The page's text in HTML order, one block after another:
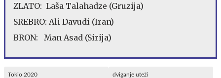
ZLATO: Laša Talahadze (Gruzija)
SREBRO: Ali Davudi (Iran)
BRON: Man Asad (Sirija)
Tokio 2020 dviganje uteži